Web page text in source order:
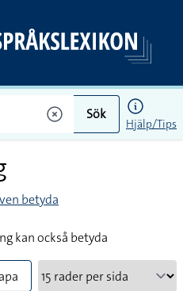
Sök
Hjälp/Tips
betyda
kan också betyda